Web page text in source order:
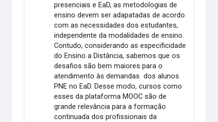
presenciais e EaD, as metodologias de
ensino devem ser adapatadas de acordo
com as necessidades dos estudantes,
independente da modalidades de ensino.
Contudo, considerando as especificidade
do Ensino a Distância, sabemos que os
desafios são bem maiores para o
atendimento às demandas dos alunos
PNE no EaD. Desse modo, cursos como
esses da plataforma MOOC são de
grande relevância para a formação
continuada dos profissionais da